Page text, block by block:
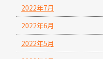
2022年7月
2022年6月
2022年5月